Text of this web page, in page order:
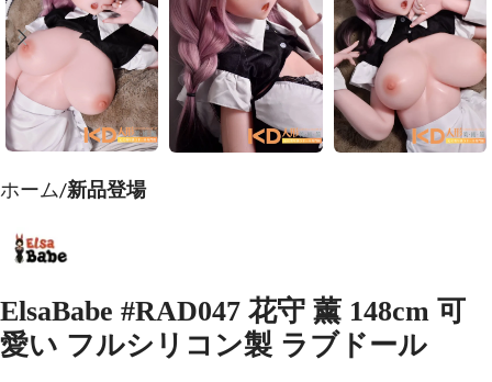
ホーム 新品登場
ElsaBabe #RAD047 花守 薰 148cm 可
愛い フルシリコン製 ラブドール